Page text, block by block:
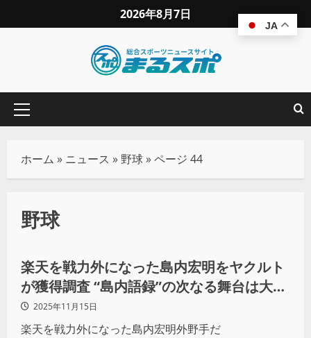
2026年8月7日
ホーム » ニュース » 野球»ページ 44
野球
野球
楽天を戦力外になった島内宏明をヤクルト
が獲得調査 “島内語録”の次なる舞台は大学
時代戦った神宮の杜で？
2025年11月15日
楽天を戦力外になった島内宏明外野手だ
JA